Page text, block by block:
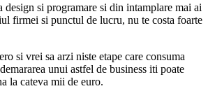
si programare si din intamplare mai ai
firmei si punctul de lucru, nu te costa foarte
si vrei sa arzi niste etape care consuma
unui astfel de business iti poate
la cateva mii de euro.